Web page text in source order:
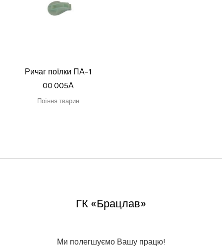
Ричаг поїлки ПА-1
00.005А
Поїння тварин
ГК «Брацлав»
Ми полегшуємо Вашу працю!